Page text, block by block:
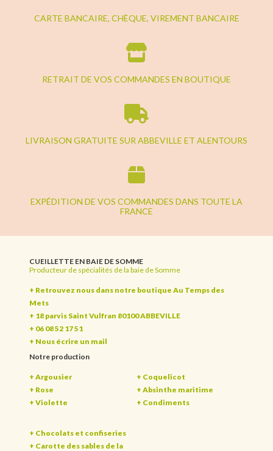
CARTE BANCAIRE, CHÈQUE, VIREMENT BANCAIRE
RETRAIT DE VOS COMMANDES EN BOUTIQUE
LIVRAISON GRATUITE SUR ABBEVILLE ET ALENTOURS
EXPÉDITION DE VOS COMMANDES DANS TOUTE LA
FRANCE
CUEILLETTE EN BAIE DE SOMME
Producteur de spécialités de la baie de Somme
+ Retrouvez nous dans notre boutique Au Temps des
Mets
+ 18 parvis Saint Vulfran 80100 ABBEVILLE
+ 06 08 52 17 51
+ Nous écrire un mail
Notre production
+ Argousier
+ Rose
+ Violette
+ Coquelicot
+ Absinthe maritime
+ Condiments
+ Chocolats et confiseries
+ Carotte des sables de la